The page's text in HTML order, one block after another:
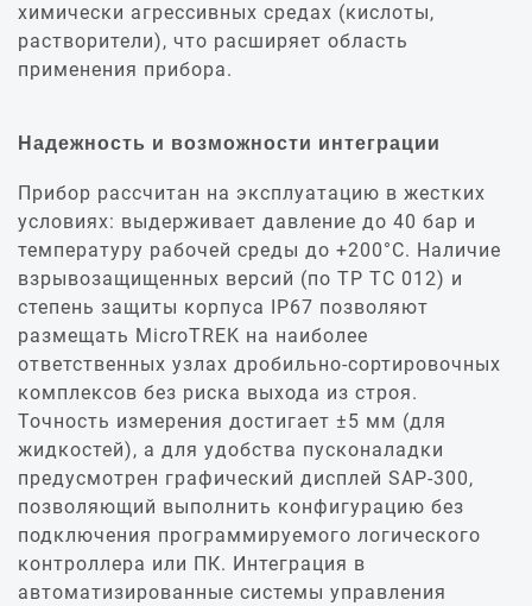
химически агрессивных средах (кислоты,
растворители), что расширяет область
применения прибора.
Надежность и возможности интеграции
Прибор рассчитан на эксплуатацию в жестких
условиях: выдерживает давление до 40 бар и
температуру рабочей среды до +200°C. Наличие
взрывозащищенных версий (по ТР ТС 012) и
степень защиты корпуса IP67 позволяют
размещать MicroTREK на наиболее
ответственных узлах дробильно-сортировочных
комплексов без риска выхода из строя.
Точность измерения достигает ±5 мм (для
жидкостей), а для удобства пусконаладки
предусмотрен графический дисплей SAP-300,
позволяющий выполнить конфигурацию без
подключения программируемого логического
контроллера или ПК. Интеграция в
автоматизированные системы управления